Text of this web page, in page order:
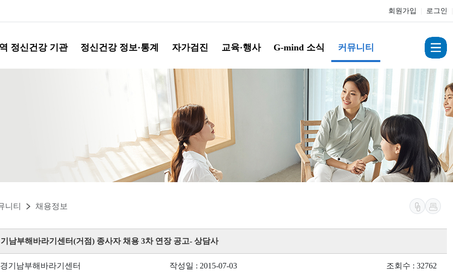
회원가입 로그인
정신건강 기관 정신건강 정보·통계 자가검진 교육·행사 G-mind 소식 커뮤니티
니티 채용정보
남부해바라기센터(거점) 종사자 채용 3차 연장 공고- 상담사
기남부해바라기센터 작성일 : 2015-07-03 조회수 : 32762